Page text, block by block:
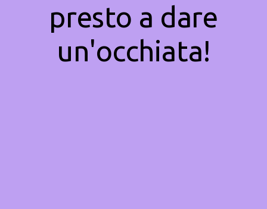
presto a dare
un'occhiata!